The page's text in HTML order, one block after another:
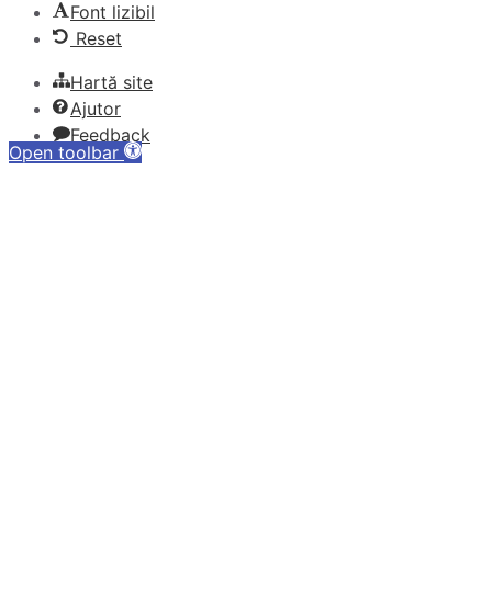
Open toolbar
Font lizibil
Reset
Hartă site
Ajutor
Feedback